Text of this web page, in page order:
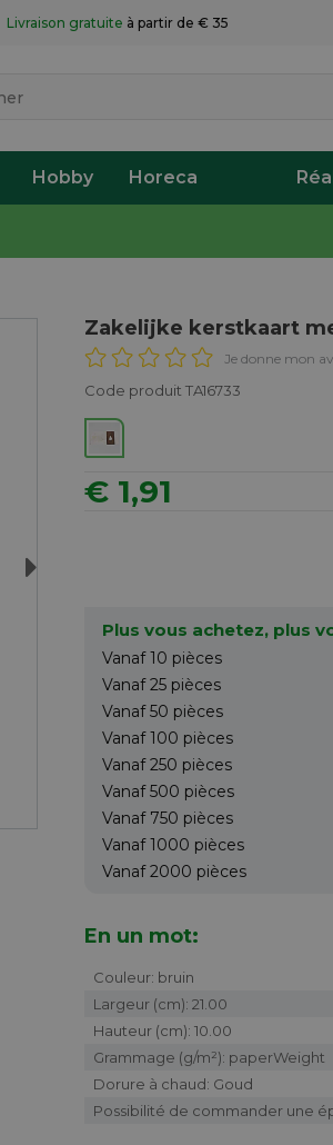
Livraison gratuite à partir de € 35
Hobby Horeca
Next
Zakelijke kerstkaart
Je donne mon
Code produit TA16733
€ 1,91
Plus vous achetez, plus
Vanaf 10 pièces
Vanaf 25 pièces
Vanaf 50 pièces
Vanaf 100 pièces
Vanaf 250 pièces
Vanaf 500 pièces
Vanaf 750 pièces
Vanaf 1000 pièces
Vanaf 2000 pièces
En un mot:
Couleur: bruin
Largeur (cm): 21.00
Hauteur (cm): 10.00
Grammage (g/m²): paperWeight
Dorure à chaud: Goud
Possibilité de commander une